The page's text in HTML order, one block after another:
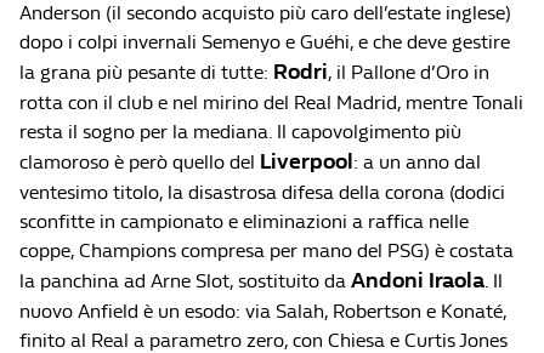
Anderson (il secondo acquisto più caro dell’estate inglese)
dopo i colpi invernali Semenyo e Guéhi, e che deve gestire
la grana più pesante di tutte: Rodri, il Pallone d’Oro in
rotta con il club e nel mirino del Real Madrid, mentre Tonali
resta il sogno per la mediana. Il capovolgimento più
clamoroso è però quello del Liverpool : a un anno dal
ventesimo titolo, la disastrosa difesa della corona (dodici
sconfitte in campionato e eliminazioni a raffica nelle
coppe, Champions compresa per mano del PSG) è costata
la panchina ad Arne Slot, sostituito da Andoni Iraola. Il
nuovo Anfield è un esodo: via Salah, Robertson e Konaté,
finito al Real a parametro zero, con Chiesa e Curtis Jones